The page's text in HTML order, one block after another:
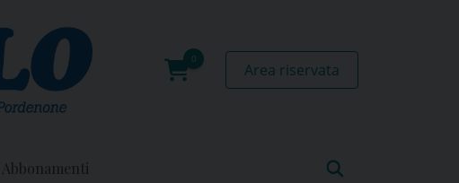
0
Area riservata
Abbonamenti